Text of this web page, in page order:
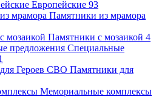
Европейские 93
Памятники из мрамора
Памятники с мозаикой 4
Специальные
Памятники для
Мемориальные комплексы